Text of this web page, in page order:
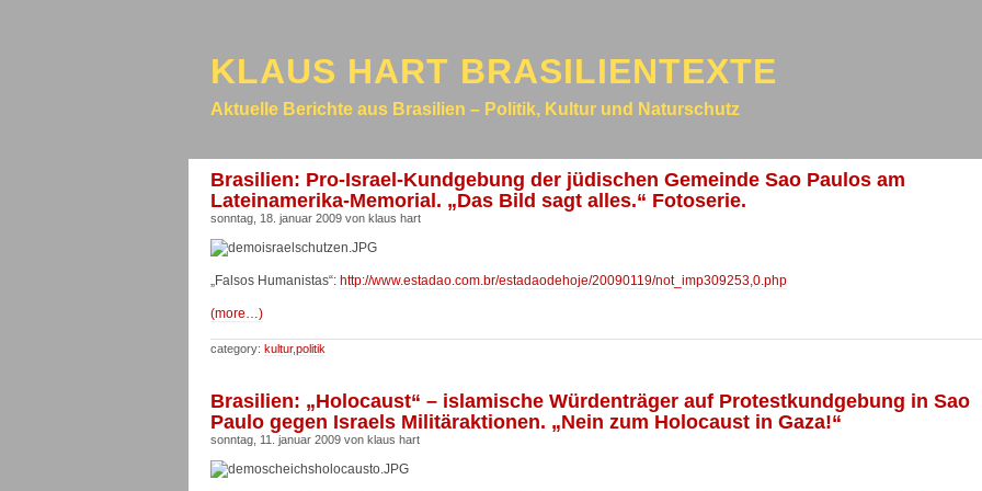
KLAUS HART BRASILIENTEXTE
Aktuelle Berichte aus Brasilien – Politik, Kultur und Naturschutz
Brasilien: Pro-Israel-Kundgebung der jüdischen Gemeinde Sao Paulos am
Lateinamerika-Memorial. „Das Bild sagt alles.“ Fotoserie.
sonntag, 18. januar 2009 von klaus hart
„Falsos Humanistas“: http://www.estadao.com.br/estadaodehoje/20090119/not_imp309253,0.php
(more…)
category: kultur,politik
Brasilien: „Holocaust“ – islamische Würdenträger auf Protestkundgebung in Sao
Paulo gegen Israels Militäraktionen. „Nein zum Holocaust in Gaza!“
sonntag, 11. januar 2009 von klaus hart